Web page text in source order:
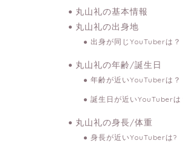
丸山礼の基本情報
丸山礼の出身地
出身が同じYouTuberは？
丸山礼の年齢/誕生日
年齢が近いYouTuberは？
誕生日が近いYouTuberは
丸山礼の身長/体重
身長が近いYouTuberは?